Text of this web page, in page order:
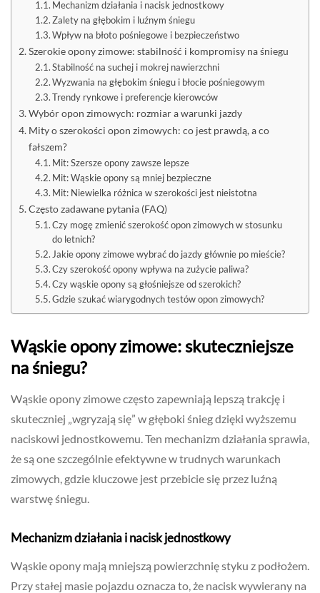
Mechanizm działania i nacisk jednostkowy
Zalety na głębokim i luźnym śniegu
Wpływ na błoto pośniegowe i bezpieczeństwo
Szerokie opony zimowe: stabilność i kompromisy na śniegu
Stabilność na suchej i mokrej nawierzchni
Wyzwania na głębokim śniegu i błocie pośniegowym
Trendy rynkowe i preferencje kierowców
Wybór opon zimowych: rozmiar a warunki jazdy
Mity o szerokości opon zimowych: co jest prawdą, a co
fałszem?
Mit: Szersze opony zawsze lepsze
Mit: Wąskie opony są mniej bezpieczne
Mit: Niewielka różnica w szerokości jest nieistotna
Często zadawane pytania (FAQ)
Czy mogę zmienić szerokość opon zimowych w stosunku
do letnich?
Jakie opony zimowe wybrać do jazdy głównie po mieście?
Czy szerokość opony wpływa na zużycie paliwa?
Czy wąskie opony są głośniejsze od szerokich?
Gdzie szukać wiarygodnych testów opon zimowych?
Wąskie opony zimowe: skuteczniejsze
na śniegu?
Wąskie opony zimowe często zapewniają lepszą trakcję i
skuteczniej „wgryzają się” w głęboki śnieg dzięki wyższemu
naciskowi jednostkowemu. Ten mechanizm działania sprawia,
że są one szczególnie efektywne w trudnych warunkach
zimowych, gdzie kluczowe jest przebicie się przez luźną
warstwę śniegu.
Mechanizm działania i nacisk jednostkowy
Wąskie opony mają mniejszą powierzchnię styku z podłożem.
Przy stałej masie pojazdu oznacza to, że nacisk wywierany na